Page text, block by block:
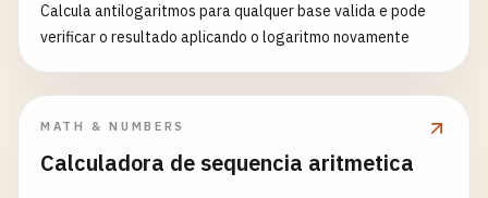
Calcula antilogaritmos para qualquer base valida e pode
verificar o resultado aplicando o logaritmo novamente
MATH & NUMBERS
Calculadora de sequencia aritmetica